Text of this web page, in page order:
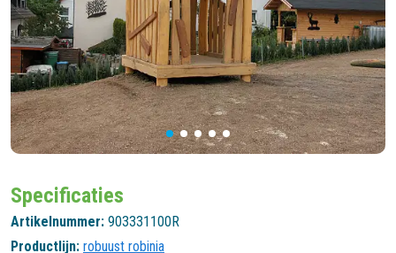
Specificaties
Artikelnummer: 903331100R
Productlijn: robuust robinia